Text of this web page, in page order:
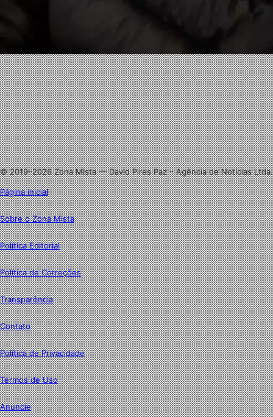
Facebook
X
Linkedin
Instagram
© 2019–2026 Zona Mista — David Pires Paz – Agência de Notícias Ltda.
Página inicial
Sobre o Zona Mista
Política Editorial
Política de Correções
Transparência
Contato
Política de Privacidade
Termos de Uso
Anuncie